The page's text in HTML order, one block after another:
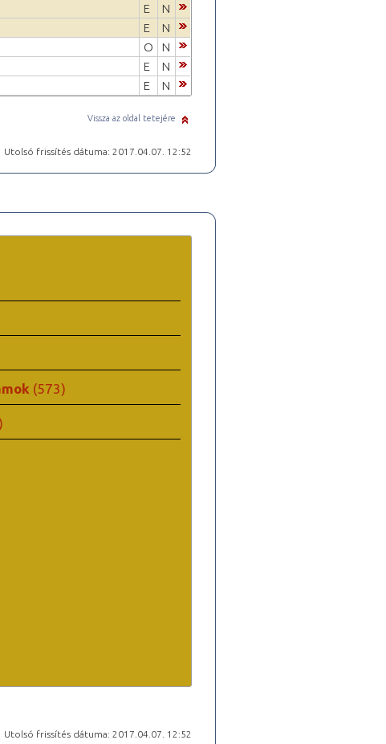
E
N
E
N
O
N
E
N
E N
Vissza az oldal tetejére
Utolsó frissítés dátuma: 2017.04.07. 12:52
(573)
Utolsó frissítés dátuma: 2017.04.07. 12:52